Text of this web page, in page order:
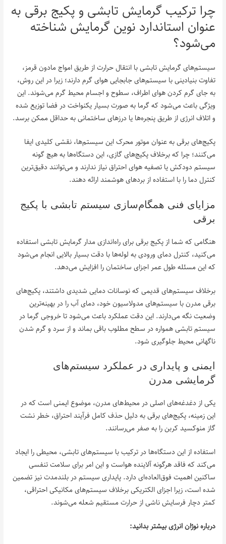
چرا ترکیب گرمایش تابشی و پکیج برقی به
عنوان استاندارد نوین گرمایش شناخته
می‌شود؟
سیستم‌های گرمایش تابشی با انتقال حرارت از طریق امواج مادون قرمز،
تفاوت بنیادینی با سیستم‌های جابجایی هوای گرم دارند؛ زیرا در این روش،
به جای گرم کردن هوای اطراف، سطوح و اجسام محیط گرم می‌شوند. این
ویژگی باعث می‌شود که گرما به صورت بسیار یکنواخت در فضا توزیع شده
و اتلاف انرژی از طریق پنجره‌ها یا درزهای ساختمانی به حداقل ممکن برسد.
پکیج‌های برقی به عنوان موتور محرک این سیستم‌ها، نقشی کلیدی ایفا
می‌کنند؛ چرا که برخلاف پکیج‌های گازی، این دستگاه‌ها به هیچ گونه
سیستم دودکش یا تصفیه هوای احتراق نیاز ندارند و می‌توانند دقیق‌ترین
کنترل دما را با استفاده از بردهای هوشمند ارائه دهند.
مزایای فنی همگام‌سازی سیستم تابشی با پکیج
برقی
هنگامی که شما از پکیج برقی برای راه‌اندازی مدار گرمایش تابشی استفاده
می‌کنید، کنترل دمای ورودی به لوله‌ها با دقت بسیار بالایی انجام می‌شود
که این مسئله طول عمر اجزای ساختمان را افزایش می‌دهد.
برخلاف سیستم‌های قدیمی که نوسانات دمایی شدیدی داشتند، پکیج‌های
برقی مدرن با سیستم‌های مدولاسیون خود، دمای آب را در بهینه‌ترین
وضعیت نگه می‌دارند. این دقت عملکرد باعث می‌شود تا خروجی گرما در
سیستم تابشی همواره در سطح مطلوب باقی بماند و از سرد و گرم شدن
ناگهانی محیط جلوگیری شود.
ایمنی و پایداری در عملکرد سیستم‌های
گرمایشی مدرن
یکی از دغدغه‌های اصلی در محیط‌های مدرن، موضوع ایمنی است که در
این زمینه، پکیج‌های برقی به دلیل حذف کامل فرآیند احتراق، خطر نشت
گاز منوکسید کربن را به صفر می‌رسانند.
استفاده از این دستگاه‌ها در ترکیب با سیستم‌های تابشی، محیطی را ایجاد
می‌کند که فاقد هرگونه آلاینده هواست و این امر برای سلامت تنفسی
ساکنین اهمیت فوق‌العاده‌ای دارد. پایداری سیستم در بلندمدت نیز تضمین
شده است، زیرا اجزای الکتریکی برخلاف سیستم‌های مکانیکی احتراقی،
کمتر دچار فرسایش ناشی از حرارت مستقیم شعله می‌شوند.
درباره نوژان انرژی بیشتر بدانید: